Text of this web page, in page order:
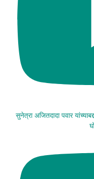
सुनेत्रा अजितदादा पवार